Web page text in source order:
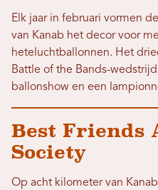
Elk jaar in februari vormen
van Kanab het decor voor
heteluchtballonnen. Het
Battle of the Bands-
ballonshow en een
Best Friends
Society
Op acht kilometer van